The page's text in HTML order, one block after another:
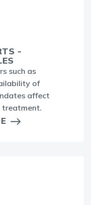
-
such as
of
affect
treatment.